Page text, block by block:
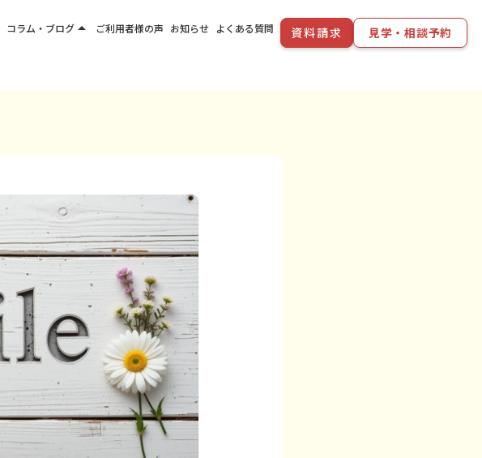
コラム・ブログarrow_drop_up ご利用者様の声 お知らせ よくある質問 資料請求 見学・相談予約